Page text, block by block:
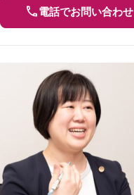
電話でお問い合わせ